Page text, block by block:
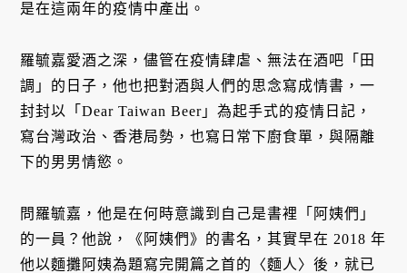
是在這兩年的疫情中產出。
羅毓嘉愛酒之深，儘管在疫情肆虐、無法在酒吧「田
調」的日子，他也把對酒與人們的思念寫成情書，一
封封以「Dear Taiwan Beer」為起手式的疫情日記，
寫台灣政治、香港局勢，也寫日常下廚食單，與隔離
下的男男情慾。
問羅毓嘉，他是在何時意識到自己是書裡「阿姨們」
的一員？他說，《阿姨們》的書名，其實早在 2018 年
他以麵攤阿姨為題寫完開篇之首的〈麵人〉後，就已